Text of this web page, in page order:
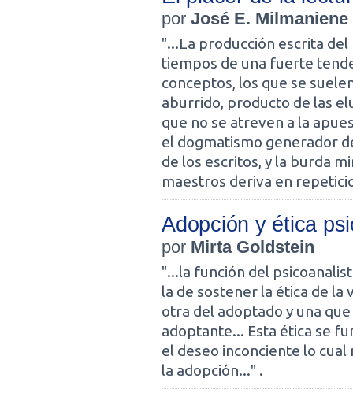
por José E. Milmaniene
"...La producción escrita
tiempos de una fuerte
conceptos, los que se
aburrido, producto de las
que no se atreven a la
el dogmatismo generador
de los escritos, y la burda
maestros deriva en
Adopción y ética
por Mirta Goldstein
"...la función del
la de sostener la ética de la
otra del adoptado y una
adoptante... Esta ética se
el deseo inconciente lo
la adopción..." .